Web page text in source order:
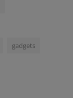
gadgets